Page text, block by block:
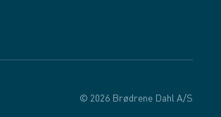
© 2026 Brødrene Dahl A/S